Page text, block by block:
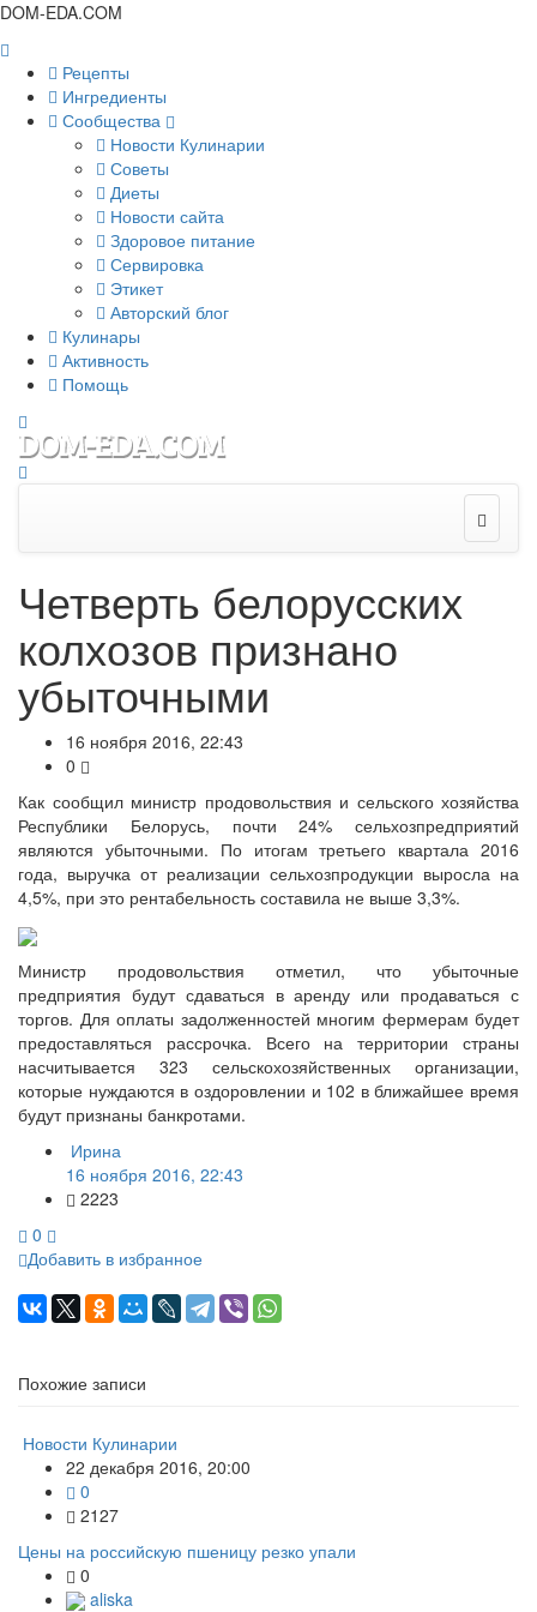
DOM-EDA.COM
Рецепты
Ингредиенты
Сообщества
Новости Кулинарии
Советы
Диеты
Новости сайта
Здоровое питание
Сервировка
Этикет
Авторский блог
Кулинары
Активность
Помощь
Четверть белорусских
колхозов признано
убыточными
16 ноября 2016, 22:43
0
Как сообщил министр продовольствия и сельского хозяйства
Республики Белорусь, почти 24% сельхозпредприятий
являются убыточными. По итогам третьего квартала 2016
года, выручка от реализации сельхозпродукции выросла на
4,5%, при это рентабельность составила не выше 3,3%.
Министр продовольствия отметил, что убыточные
предприятия будут сдаваться в аренду или продаваться с
торгов. Для оплаты задолженностей многим фермерам будет
предоставляться рассрочка. Всего на территории страны
насчитывается 323 сельскохозяйственных организации,
которые нуждаются в оздоровлении и 102 в ближайшее время
будут признаны банкротами.
Ирина
16 ноября 2016, 22:43
2223
0
Добавить в избранное
Похожие записи
Новости Кулинарии
22 декабря 2016, 20:00
0
2127
Цены на российскую пшеницу резко упали
0
aliska